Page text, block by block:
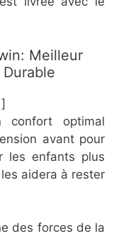
Meilleur
confort optimal
avant pour
les enfants plus
aidera à rester
des forces de la